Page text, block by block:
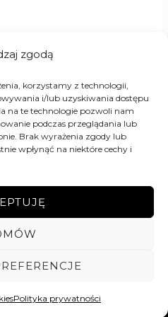
zgodą
korzystamy z technologii,
i/lub uzyskiwania dostępu
na te technologie pozwoli nam
podczas przeglądania lub
Brak wyrażenia zgody lub
wpłynąć na niektóre cechy i
Polityka prywatności
szukasz. Być może
Regulamin